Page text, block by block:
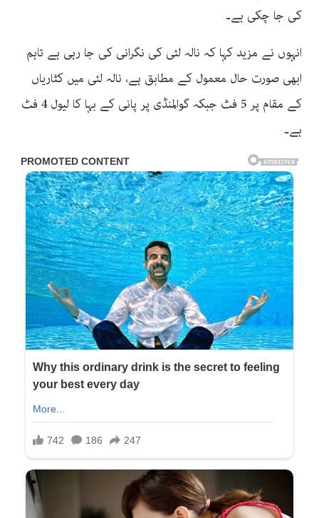
کی جا چکی ہے۔
انہوں نے مزید کہا کہ نالہ لئی کی نگرانی کی جا رہی ہے تاہم
ابھی صورت حال معمول کے مطابق ہے، نالہ لئی میں کٹاریاں
کے مقام پر 5 فٹ جبکہ گوالمنڈی پر پانی کے بہا کا لیول 4 فٹ
ہے۔